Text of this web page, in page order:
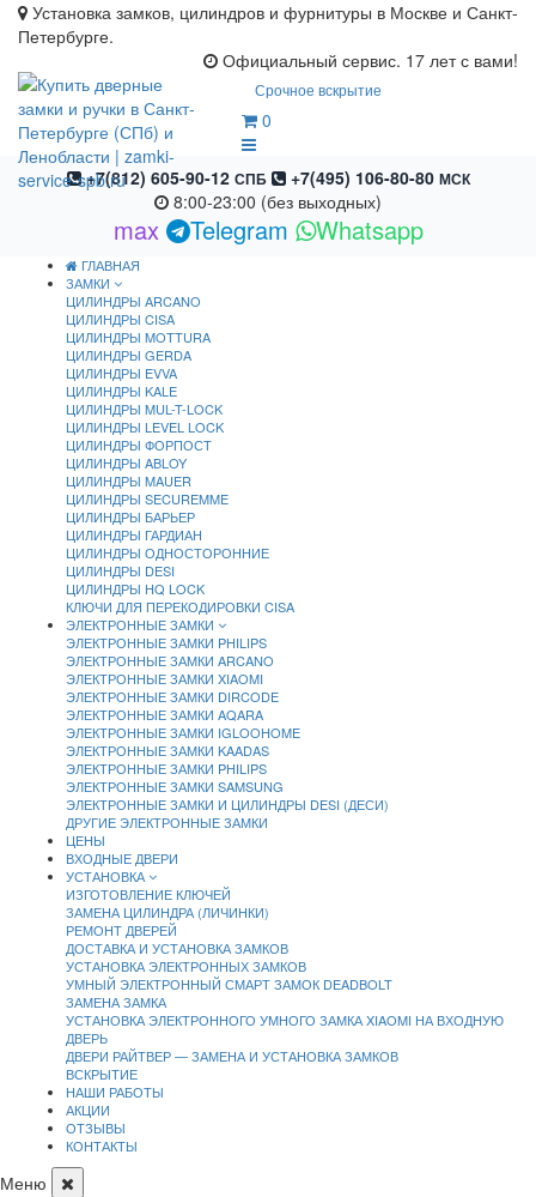
Установка замков, цилиндров и фурнитуры в Москве и Санкт-
Петербурге.
Официальный сервис. 17 лет с вами!
Срочное вскрытие
0
+7(812) 605-90-12 СПБ +7(495) 106-80-80 МСК
8:00-23:00 (без выходных)
max Telegram Whatsapp
ГЛАВНАЯ
ЗАМКИ
ЦИЛИНДРЫ ARCANO
ЦИЛИНДРЫ CISA
ЦИЛИНДРЫ MOTTURA
ЦИЛИНДРЫ GERDA
ЦИЛИНДРЫ EVVA
ЦИЛИНДРЫ KALE
ЦИЛИНДРЫ MUL-T-LOCK
ЦИЛИНДРЫ LEVEL LOCK
ЦИЛИНДРЫ ФОРПОСТ
ЦИЛИНДРЫ ABLOY
ЦИЛИНДРЫ MAUER
ЦИЛИНДРЫ SECUREMME
ЦИЛИНДРЫ БАРЬЕР
ЦИЛИНДРЫ ГАРДИАН
ЦИЛИНДРЫ ОДНОСТОРОННИЕ
ЦИЛИНДРЫ DESI
ЦИЛИНДРЫ HQ LOCK
КЛЮЧИ ДЛЯ ПЕРЕКОДИРОВКИ CISA
ЭЛЕКТРОННЫЕ ЗАМКИ
ЭЛЕКТРОННЫЕ ЗАМКИ PHILIPS
ЭЛЕКТРОННЫЕ ЗАМКИ ARCANO
ЭЛЕКТРОННЫЕ ЗАМКИ XIAOMI
ЭЛЕКТРОННЫЕ ЗАМКИ DIRCODE
ЭЛЕКТРОННЫЕ ЗАМКИ AQARA
ЭЛЕКТРОННЫЕ ЗАМКИ IGLOOHOME
ЭЛЕКТРОННЫЕ ЗАМКИ KAADAS
ЭЛЕКТРОННЫЕ ЗАМКИ PHILIPS
ЭЛЕКТРОННЫЕ ЗАМКИ SAMSUNG
ЭЛЕКТРОННЫЕ ЗАМКИ И ЦИЛИНДРЫ DESI (ДЕСИ)
ДРУГИЕ ЭЛЕКТРОННЫЕ ЗАМКИ
ЦЕНЫ
ВХОДНЫЕ ДВЕРИ
УСТАНОВКА
ИЗГОТОВЛЕНИЕ КЛЮЧЕЙ
ЗАМЕНА ЦИЛИНДРА (ЛИЧИНКИ)
РЕМОНТ ДВЕРЕЙ
ДОСТАВКА И УСТАНОВКА ЗАМКОВ
УСТАНОВКА ЭЛЕКТРОННЫХ ЗАМКОВ
УМНЫЙ ЭЛЕКТРОННЫЙ СМАРТ ЗАМОК DEADBOLT
ЗАМЕНА ЗАМКА
УСТАНОВКА ЭЛЕКТРОННОГО УМНОГО ЗАМКА XIAOMI НА ВХОДНУЮ
ДВЕРЬ
ДВЕРИ РАЙТВЕР — ЗАМЕНА И УСТАНОВКА ЗАМКОВ
ВСКРЫТИЕ
НАШИ РАБОТЫ
АКЦИИ
ОТЗЫВЫ
КОНТАКТЫ
Меню